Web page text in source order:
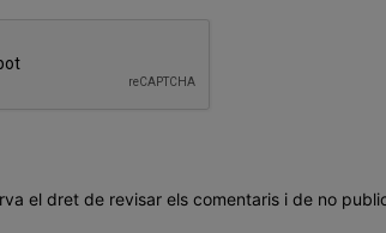
el dret de revisar els comentaris i de no